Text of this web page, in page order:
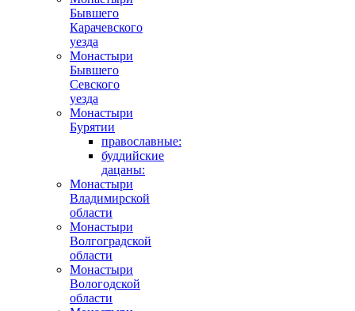
Бывшего
Карачевского
уезда
Монастыри
Бывшего
Севского
уезда
Монастыри
Бурятии
православные:
буддийские
дацаны:
Монастыри
Владимирской
области
Монастыри
Волгоградской
области
Монастыри
Вологодской
области